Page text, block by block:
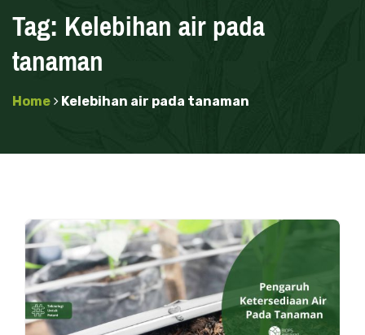
Tag:Kelebihan air pada
tanaman
Home Kelebihan air pada tanaman